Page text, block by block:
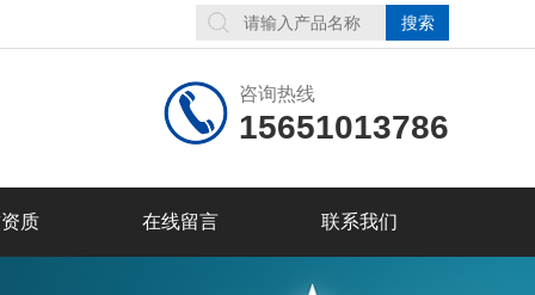
咨询热线
15651013786
质 在线留言 联系我们